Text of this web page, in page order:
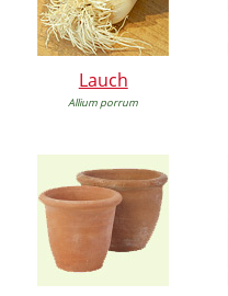
Lauch
Allium porrum